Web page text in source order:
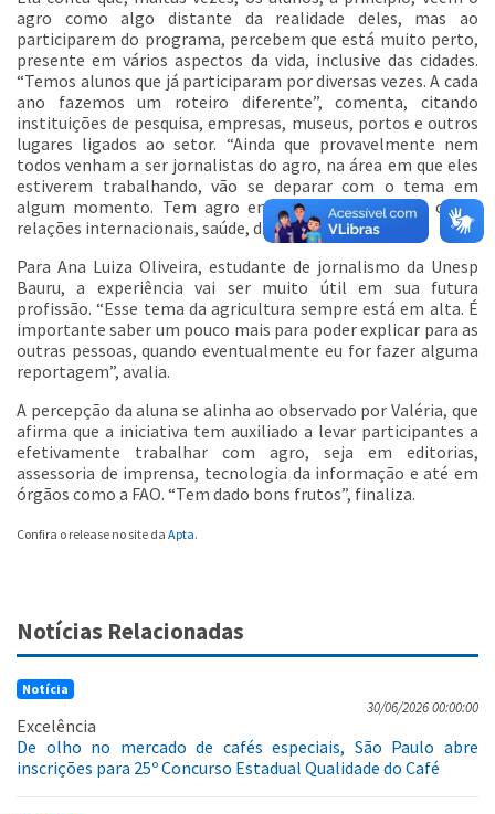
agro como algo distante da realidade deles, mas ao
participarem do programa, percebem que está muito perto,
presente em vários aspectos da vida, inclusive das cidades.
“Temos alunos que já participaram por diversas vezes. A cada
ano fazemos um roteiro diferente”, comenta, citando
instituições de pesquisa, empresas, museus, portos e outros
lugares ligados ao setor. “Ainda que provavelmente nem
todos venham a ser jornalistas do agro, na área em que eles
estiverem trabalhando, vão se deparar com o tema em
algum momento. Tem agro em todas as editorias, como
relações internacionais, saúde, direito...”, exemplifica.
Para Ana Luiza Oliveira, estudante de jornalismo da Unesp
Bauru, a experiência vai ser muito útil em sua futura
profissão. “Esse tema da agricultura sempre está em alta. É
importante saber um pouco mais para poder explicar para as
outras pessoas, quando eventualmente eu for fazer alguma
reportagem”, avalia.
A percepção da aluna se alinha ao observado por Valéria, que
afirma que a iniciativa tem auxiliado a levar participantes a
efetivamente trabalhar com agro, seja em editorias,
assessoria de imprensa, tecnologia da informação e até em
órgãos como a FAO. “Tem dado bons frutos”, finaliza.
Confira o release no site da Apta.
Notícias Relacionadas
Notícia
30/06/2026 00:00:00
Excelência
De olho no mercado de cafés especiais, São Paulo abre
inscrições para 25º Concurso Estadual Qualidade do Café